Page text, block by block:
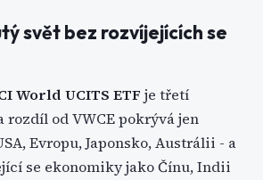
svět bez rozvíjejících se
World UCITS ETF je třetí
rozdíl od VWCE pokrývá jen
Evropu, Japonsko, Austrálii - a
se ekonomiky jako Čínu, Indii